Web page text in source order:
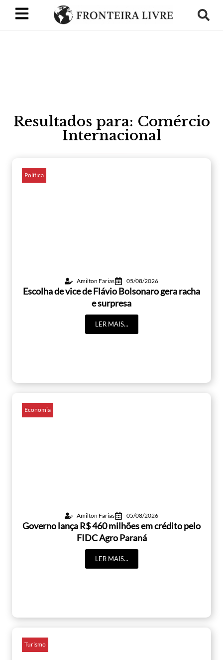
Resultados para: Comércio
Internacional
Política
Amilton Farias 05/08/2026
Escolha de vice de Flávio Bolsonaro gera racha
e surpresa
LER MAIS...
Economia
Amilton Farias 05/08/2026
Governo lança R$ 460 milhões em crédito pelo
FIDC Agro Paraná
LER MAIS...
Turismo